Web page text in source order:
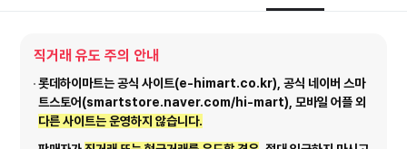
직거래 유도 주의 안내
롯데하이마트는 공식 사이트(e-himart.co.kr), 공식 네이버 스마
트스토어(smartstore.naver.com/hi-mart), 모바일 어플 외
다른 사이트는 운영하지 않습니다.